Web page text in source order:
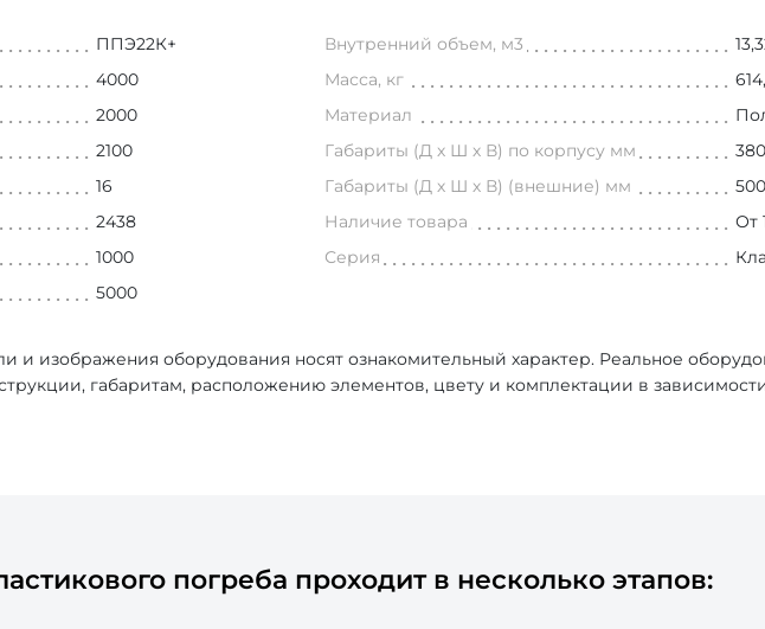
ППЭ22К+
4000
2000
2100
16
2438
1000
5000
Внутренний объем, м3
Масса, кг
Материал
Габариты (Д х Ш х В) по корпусу мм
Габариты (Д х Ш х В) (внешние) мм
Наличие товара
От
Серия
и изображения оборудования носят ознакомительный характер. Реальное
габаритам, расположению элементов, цвету и комплектации в
погреба проходит в несколько этапов: